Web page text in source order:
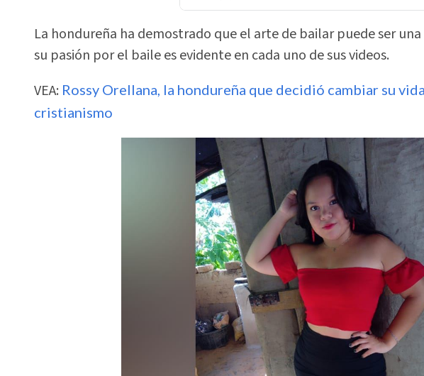
La hondureña ha demostrado que el arte de bailar puede ser
su pasión por el baile es evidente en cada uno de sus videos.
VEA: Rossy Orellana, la hondureña que decidió cambiar su
cristianismo